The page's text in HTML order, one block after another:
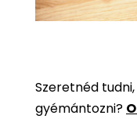
Szeretnéd
gyémántozni?